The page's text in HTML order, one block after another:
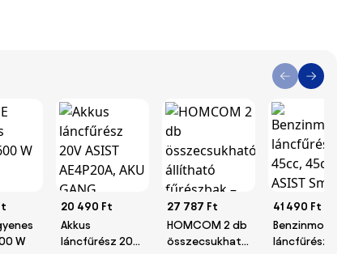
W
20 490 Ft
Akkus
láncfűrész 20V
27 787 Ft
HOMCOM 2 db
összecsukható,
41 490 Ft
Benzinmotoros
láncfűrész